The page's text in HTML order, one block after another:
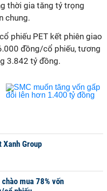
thời gia tăng tỷ trọng
chung.
phiếu PET kết phiên giao
đồng/cổ phiếu, tương
3.842 tỷ đồng.
Group
mua 78% vốn